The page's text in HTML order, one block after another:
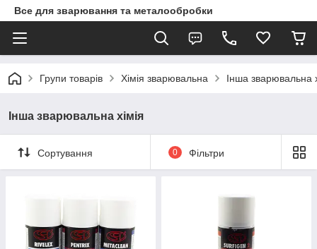
Все для зварювання та металообробки
Групи товарів Хімія зварювальна Інша зварювальна
Інша зварювальна хімія
Сортування 0 Фільтри